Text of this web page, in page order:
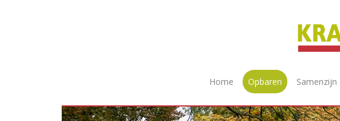
Home Opbaren Samenzijn